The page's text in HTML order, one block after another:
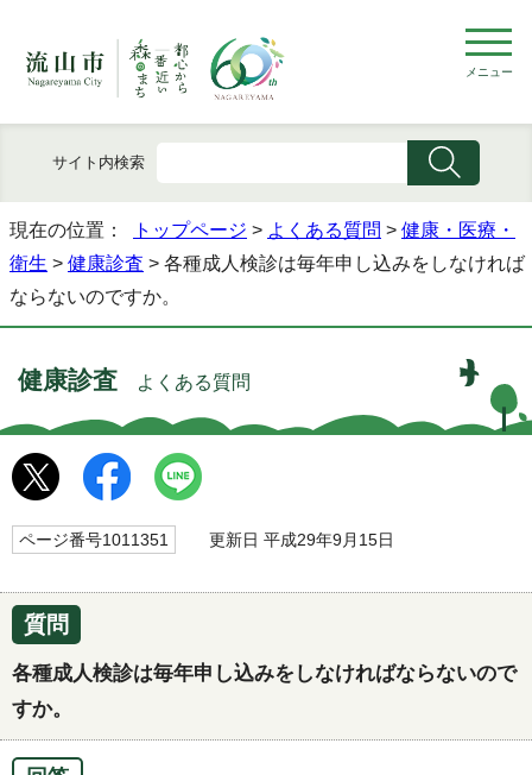
メニュー
サイト内検索
現在の位置： トップページ > よくある質問 > 健康・医療・
衛生 > 健康診査 > 各種成人検診は毎年申し込みをしなければ
ならないのですか。
健康診査 よくある質問
ページ番号1011351 更新日 平成29年9月15日
質問
各種成人検診は毎年申し込みをしなければならないので
すか。